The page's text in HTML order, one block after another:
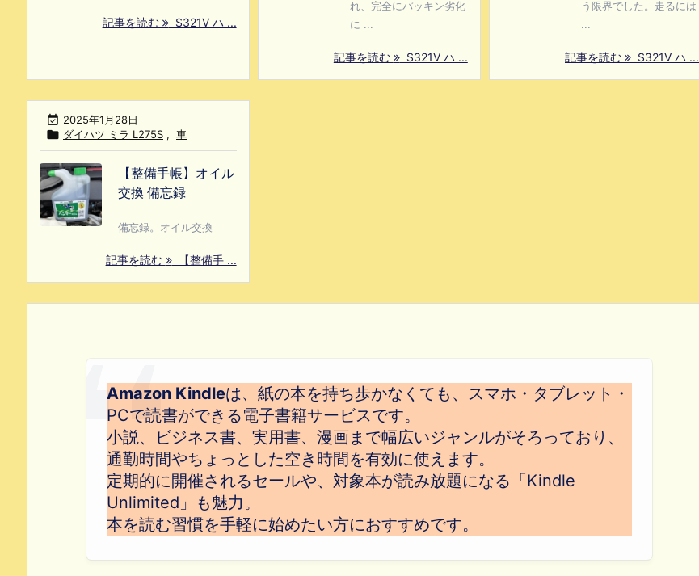
記事を読む S321V ハ ...
れ、完全にパッキン劣化
に ...
記事を読む S321V ハ ...
う限界でした。走るには
...
記事を読む S321V ハ ...
 2025年1月28日
 ダイハツ ミラ L275S , 車
【整備手帳】オイル
交換 備忘録
備忘録。オイル交換
記事を読む 【整備手 ...
Amazon Kindleは、紙の本を持ち歩かなくても、スマホ・タブレット・
PCで読書ができる電子書籍サービスです。
小説、ビジネス書、実用書、漫画まで幅広いジャンルがそろっており、
通勤時間やちょっとした空き時間を有効に使えます。
定期的に開催されるセールや、対象本が読み放題になる「Kindle
Unlimited」も魅力。
本を読む習慣を手軽に始めたい方におすすめです。